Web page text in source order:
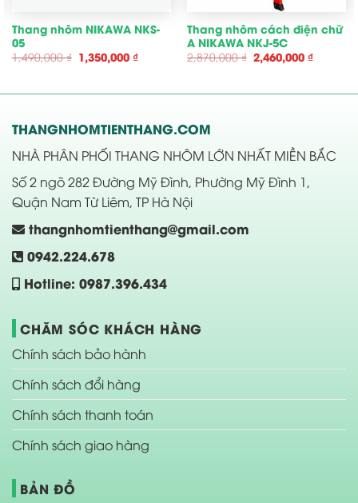
Thang nhôm NIKAWA NKS-
05
1,490,000₫ Giá
gốc
1,350,000 ₫Giá
1,350,000 ₫.
Thang nhôm cách điện chữ
A NIKAWA NKJ-5C
2,870,000₫ Giá
gốc
2,460,000 ₫Giá
₫.
THANGNHOMTIENTHANG.COM
NHÀ PHÂN PHỐI THANG NHÔM LỚN NHẤT MIỀN BẮC
Số 2 ngõ 282 Đường Mỹ Đình, Phường Mỹ Đình 1,
Quận Nam Từ Liêm, TP Hà Nội
thangnhomtienthang@gmail.com
0942.224.678
Hotline: 0987.396.434
CHĂM SÓC KHÁCH HÀNG
Chính sách bảo hành
Chính sách đổi hàng
Chính sách thanh toán
Chính sách giao hàng
BẢN ĐỒ